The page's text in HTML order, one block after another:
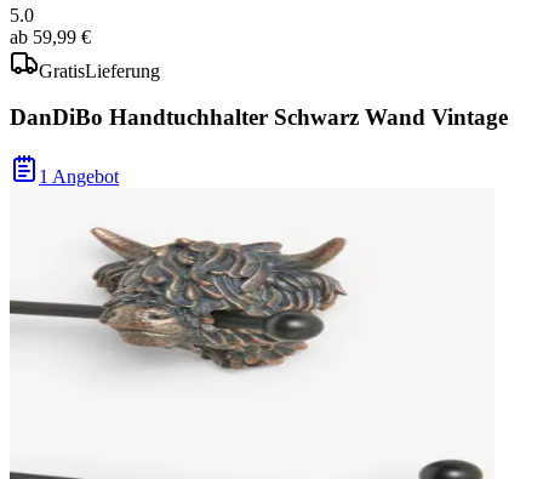
5.0
ab 59,99 €
GratisLieferung
DanDiBo Handtuchhalter Schwarz Wand Vintage
1 Angebot